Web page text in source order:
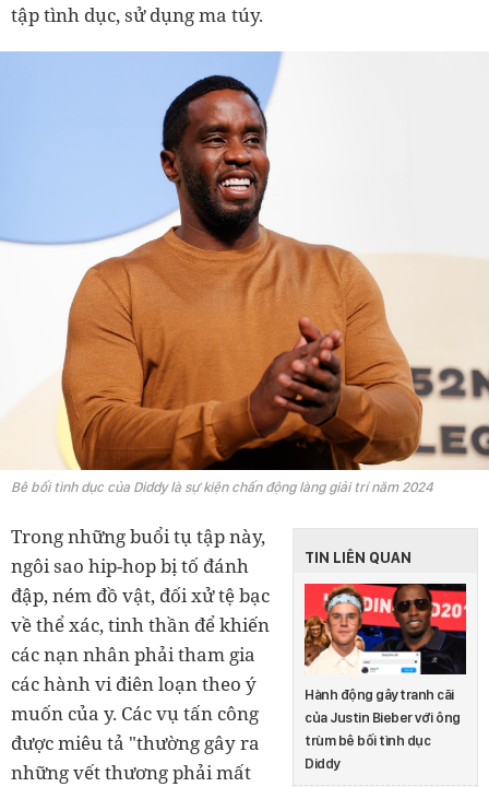
tập tình dục, sử dụng ma túy.
Bê bối tình dục của Diddy là sự kiện chấn động làng giải trí năm 2024
TIN LIÊN QUAN
Hành động gây tranh cãi
của Justin Bieber với ông
trùm bê bối tình dục
Diddy
Trong những buổi tụ tập này,
ngôi sao hip-hop bị tố đánh
đập, ném đồ vật, đối xử tệ bạc
về thể xác, tinh thần để khiến
các nạn nhân phải tham gia
các hành vi điên loạn theo ý
muốn của y. Các vụ tấn công
được miêu tả "thường gây ra
những vết thương phải mất